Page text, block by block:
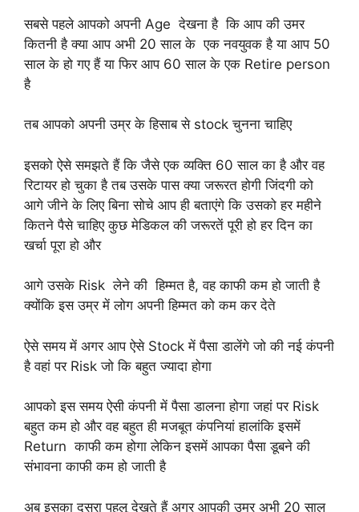
सबसे पहले आपको अपनी Age देखना है कि आप की उमर
कितनी है क्या आप अभी 20 साल के एक नवयुवक है या आप 50
साल के हो गए हैं या फिर आप 60 साल के एक Retire person
है
तब आपको अपनी उम्र के हिसाब से stock चुनना चाहिए
इसको ऐसे समझते हैं कि जैसे एक व्यक्ति 60 साल का है और वह
रिटायर हो चुका है तब उसके पास क्या जरूरत होगी जिंदगी को
आगे जीने के लिए बिना सोचे आप ही बताएंगे कि उसको हर महीने
कितने पैसे चाहिए कुछ मेडिकल की जरूरतें पूरी हो हर दिन का
खर्चा पूरा हो और
आगे उसके Risk लेने की हिम्मत है, वह काफी कम हो जाती है
क्योंकि इस उम्र में लोग अपनी हिम्मत को कम कर देते
ऐसे समय में अगर आप ऐसे Stock में पैसा डालेंगे जो की नई कंपनी
है वहां पर Risk जो कि बहुत ज्यादा होगा
आपको इस समय ऐसी कंपनी में पैसा डालना होगा जहां पर Risk
बहुत कम हो और वह बहुत ही मजबूत कंपनियां हालांकि इसमें
Return काफी कम होगा लेकिन इसमें आपका पैसा डूबने की
संभावना काफी कम हो जाती है
अब इसका दूसरा पहलू देखते हैं अगर आपकी उम्र अभी 20 साल